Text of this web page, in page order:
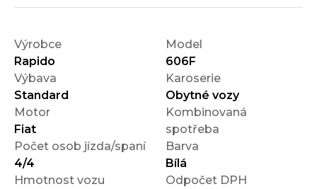
Výrobce
Rapido
Model
606F
Výbava
Standard
Karoserie
Obytné vozy
Motor
Fiat
Kombinovaná
spotřeba
Počet osob jízda/spaní
4/4
Barva
Bílá
Hmotnost vozu
Odpočet DPH